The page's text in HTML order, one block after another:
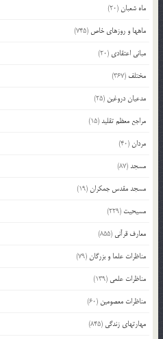
ماه شعبان(20)
ماهها و روزهای خاص (745)
مبانی اعتقادی (20)
مختلف (367)
مدعیان دروغین (25)
مراجع معظم تقلید(15)
مردان(40)
مسجد(87)
مسجد مقدس جمکران(19)
مسیحیت (229)
معارف قرآنی (855)
مناظرات علما و بزرگان(79)
مناظرات علمی (139)
مناظرات معصومین (60)
مهارتهای زندگی (845)